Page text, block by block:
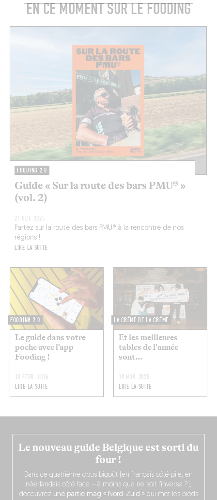
EN CE MOMENT SUR LE FOODING
FOODING 2.0
Guide « Sur la route des bars PMU® »
(vol. 2)
21 OCT. 2025
Partez sur la route des bars PMU® à la rencontre de nos
régions !
LIRE LA SUITE
FOODING 2.0
Le guide dans votre
poche avec l’app
Fooding !
10 FÉVR. 2026
LIRE LA SUITE
LA CRÈME DE LA CRÈME
Et les meilleures
tables de l'année
sont...
19 NOV. 2025
LIRE LA SUITE
Le nouveau guide Belgique est sorti du
four !
Dans ce quatrième opus bigoût (en français côté pile, en
néerlandais côté face – à moins que ne soit l’inverse ?),
découvrez une partie mag « Nord-Zuid » qui met les pieds